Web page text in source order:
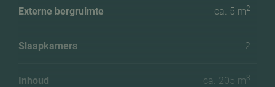
Externe bergruimte ca. 5 m2
Slaapkamers 2
Inhoud ca. 205 m3